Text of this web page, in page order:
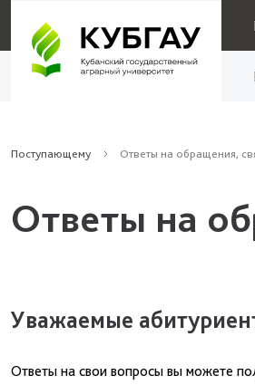
Поступающему Ответы на обращения,
Ответы на
Уважаемые
Ответы на свои вопросы вы можете